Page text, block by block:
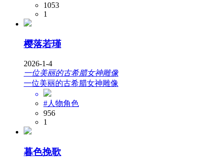
1053
1
樱落若瑾
2026-1-4
一位美丽的古希腊女神雕像
一位美丽的古希腊女神雕像
#人物角色
956
1
暮色挽歌